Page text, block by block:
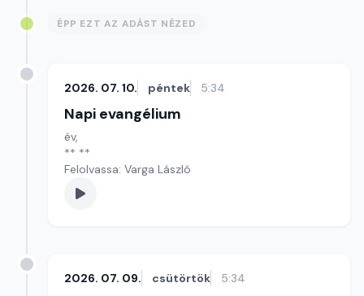
ÉPP EZT AZ ADÁST NÉZED
2026. 07. 10. péntek 5:34
Napi evangélium
év,
** **
Felolvassa: Varga László
2026. 07. 09. csütörtök 5:34